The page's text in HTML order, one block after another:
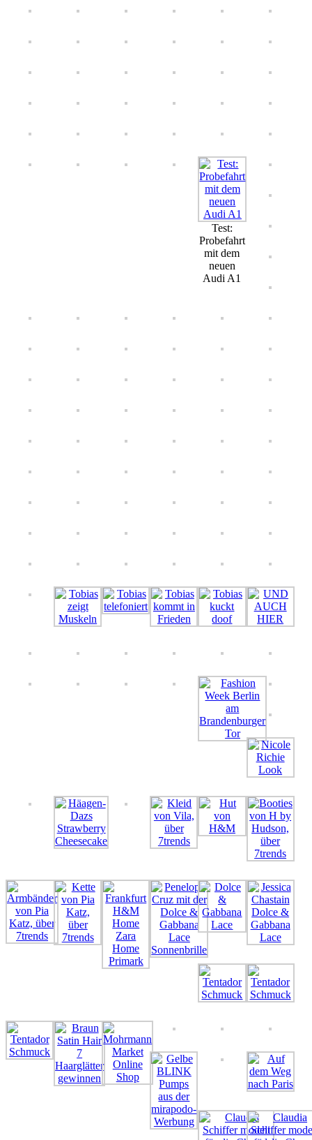
Test:
Probefahrt
mit dem
neuen
Audi A1